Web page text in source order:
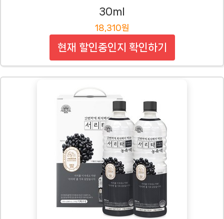
30ml
18,310원
현재 할인중인지 확인하기